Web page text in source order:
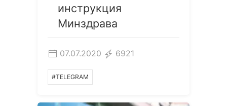
инструкция
Минздрава
07.07.2020 6921
#TELEGRAM